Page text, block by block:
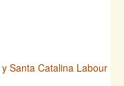
y Santa Catalina Labour